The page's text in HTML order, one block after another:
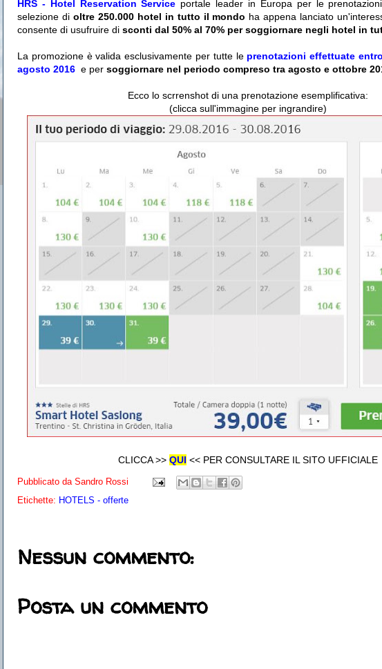
HRS - Hotel Reservation Service portale leader in Europa per le
selezione di oltre 250.000 hotel in tutto il mondo ha appena lanciato
consente di usufruire di sconti dal 50% al 70% per soggiornare negli hotel in
La promozione è valida esclusivamente per tutte le prenotazioni effettuate
agosto 2016 e per soggiornare nel periodo compreso tra agosto e ottobre
Ecco lo scrrenshot di una prenotazione esemplificativa:
(clicca sull'immagine per ingrandire)
CLICCA >> QUI << PER CONSULTARE IL SITO UFFICIALE
Pubblicato da Sandro Rossi
Etichette: HOTELS - offerte
Nessun commento:
Posta un commento